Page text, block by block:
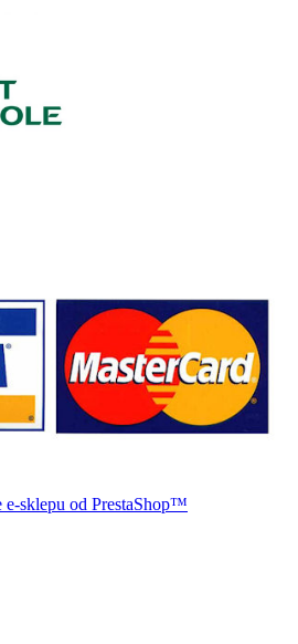
sklepu od PrestaShop™